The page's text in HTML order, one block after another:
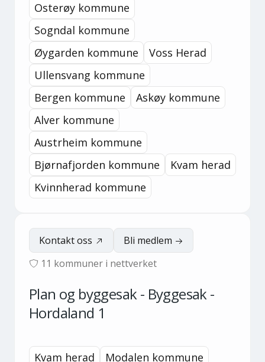
Osterøy kommune
Sogndal kommune
Øygarden kommune
Voss Herad
Ullensvang kommune
Bergen kommune
Askøy kommune
Alver kommune
Austrheim kommune
Bjørnafjorden kommune
Kvam herad
Kvinnherad kommune
Kontakt oss
Bli medlem
11 kommuner i nettverket
Plan og byggesak - Byggesak -
Hordaland 1
Kvam herad Modalen kommune